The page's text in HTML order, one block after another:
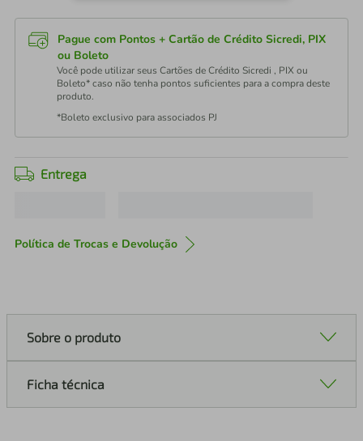
Pague com Pontos + Cartão de Crédito Sicredi, PIX
ou Boleto
Você pode utilizar seus Cartões de Crédito Sicredi , PIX ou
Boleto* caso não tenha pontos suficientes para a compra deste
produto.
*Boleto exclusivo para associados PJ
Entrega
Política de Trocas e Devolução
Sobre o produto
Ficha técnica